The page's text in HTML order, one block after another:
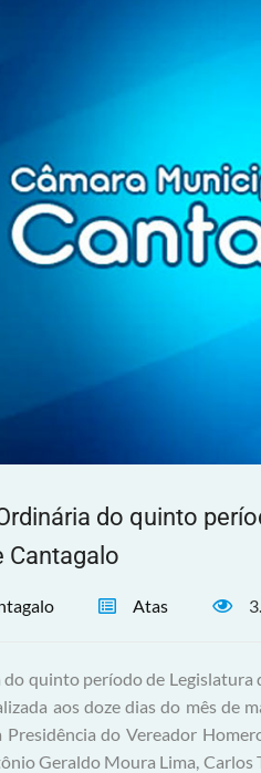
do quinto
Cantagalo
Atas
do quinto período de
aos doze dias do mês de
do Vereador
Geraldo Moura Lima, Carlos